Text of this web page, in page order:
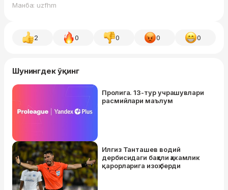
Манба: uzfhm
2 0 0 0 0
Шунингдек ўқинг
Пролига. 13-тур учрашувлари
расмийлари маълум
Илгиз Танташев водий
дербисидаги баҳсли ҳакамлик
қарорларига изоҳ берди